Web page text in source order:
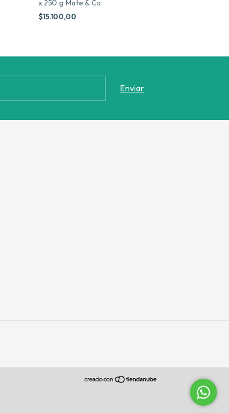
x 250 g Mate & Co
$15.100,00